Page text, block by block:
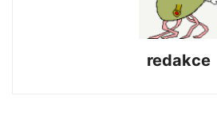
redakce